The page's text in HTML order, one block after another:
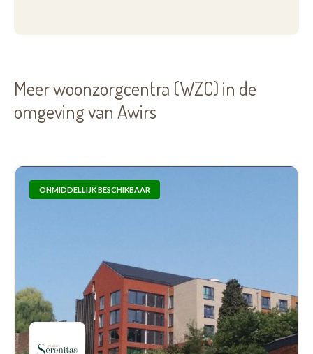
Meer woonzorgcentra (WZC) in de
omgeving van Awirs
ONMIDDELLIJK BESCHIKBAAR